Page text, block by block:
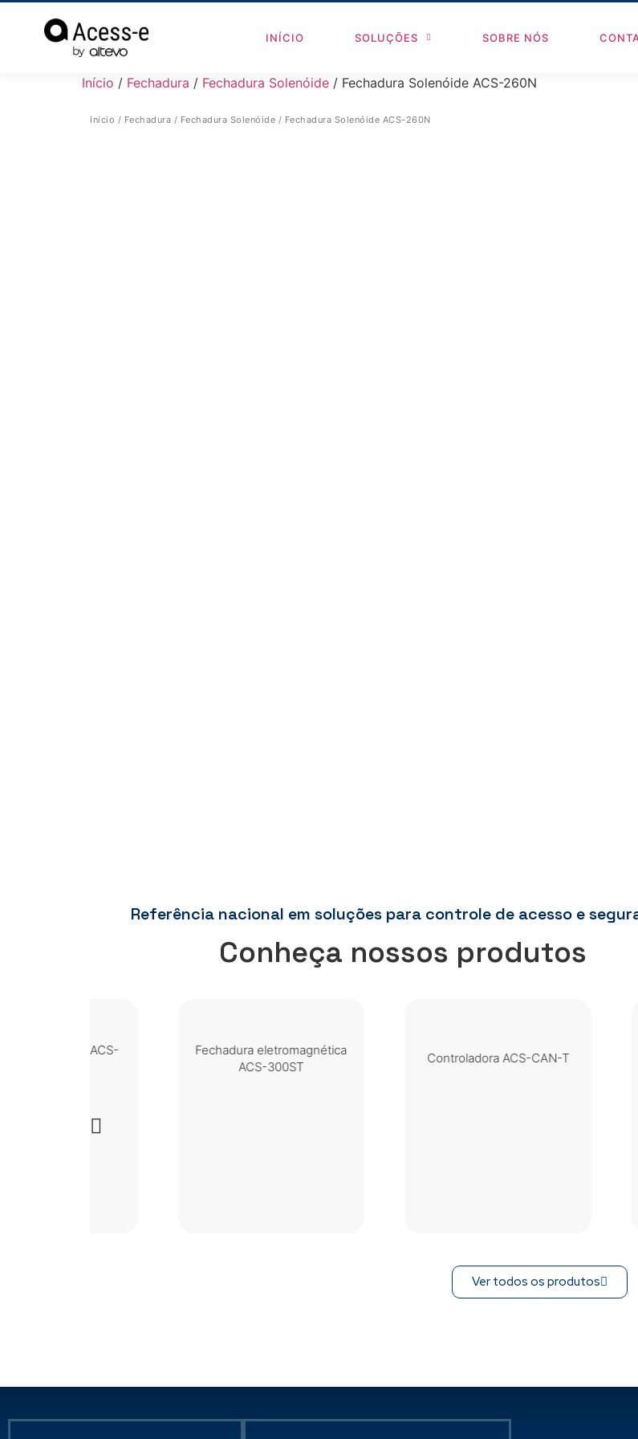
INÍCIO SOLUÇÕES SOBRE NÓS
Início / Fechadura / Fechadura Solenóide / Fechadura Solenóide ACS-260N
Início / Fechadura / Fechadura Solenóide / Fechadura Solenóide ACS-260N
Referência nacional em soluções para controle de acesso e
Conheça nossos produtos
Fechadura eletromagnética
Controladora ACS-CAN-T
Leitor
Ver todos os produtos